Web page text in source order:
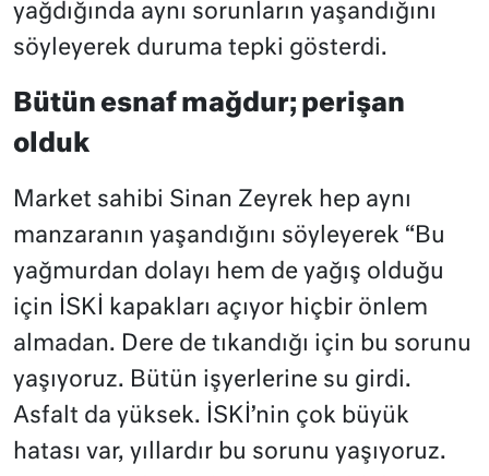
yağdığında aynı sorunların yaşandığını
söyleyerek duruma tepki gösterdi.
Bütün esnaf mağdur; perişan
olduk
Market sahibi Sinan Zeyrek hep aynı
manzaranın yaşandığını söyleyerek “Bu
yağmurdan dolayı hem de yağış olduğu
için İSKİ kapakları açıyor hiçbir önlem
almadan. Dere de tıkandığı için bu sorunu
yaşıyoruz. Bütün işyerlerine su girdi.
Asfalt da yüksek. İSKİ’nin çok büyük
hatası var, yıllardır bu sorunu yaşıyoruz.